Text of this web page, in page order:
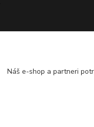
Náš e-shop a partneri